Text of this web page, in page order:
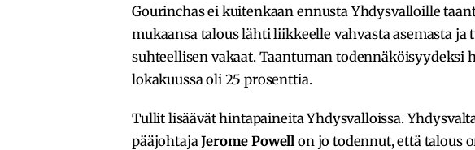
Gourinchas ei kuitenkaan ennusta Yhdysvalloille
mukaansa talous lähti liikkeelle vahvasta asemasta
suhteellisen vakaat. Taantuman todennäköisyydeksi
lokakuussa oli 25 prosenttia.
Tullit lisäävät hintapaineita Yhdysvalloissa.
pääjohtajaJerome Powell on jo todennut, että talous